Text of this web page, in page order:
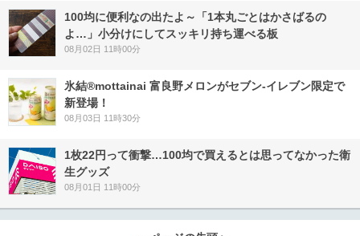
100均に便利なの出たよ～「1本丸ごとはかさばるの
よ…」小分けにしてスッキリ持ち運べる板
08月02日 11時00分
氷結®mottainai 富良野メロンがセブン‐イレブン限定で
新登場！
08月03日 11時30分
1枚22円って衝撃…100均で買えるとは思ってなかった衛
生グッズ
08月01日 11時00分